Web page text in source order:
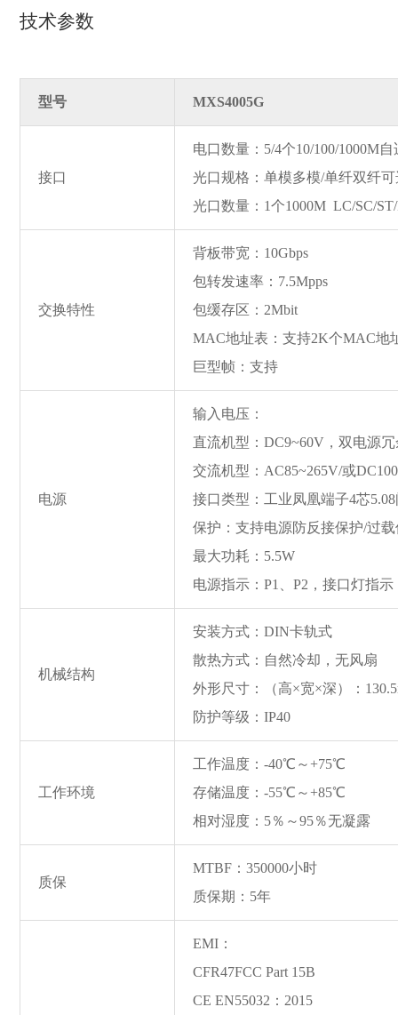
技术参数
型号 MXS4005G
接口
电口数量：5/4个10/100/1000M
光口规格：单模多模/单纤双纤
光口数量：1个1000M LC/SC/
交换特性
背板带宽：10Gbps
包转发速率：7.5Mpps
包缓存区：2Mbit
MAC地址表：支持2K个MAC地
巨型帧：支持
电源
输入电压：
直流机型：DC9~60V，双电源
交流机型：AC85~265V/或
接口类型：工业凤凰端子4芯
保护：支持电源防反接保护/过
最大功耗：5.5W
电源指示：P1、P2，接口灯指示
机械结构
安装方式：DIN卡轨式
散热方式：自然冷却，无风扇
外形尺寸：（高×宽×深）：
防护等级：IP40
工作环境
工作温度：-40℃～+75℃
存储温度：-55℃～+85℃
相对湿度：5％～95％无凝露
质保
MTBF：350000小时
质保期：5年
EMI：
CFR47FCC Part 15B
CE EN55032：2015